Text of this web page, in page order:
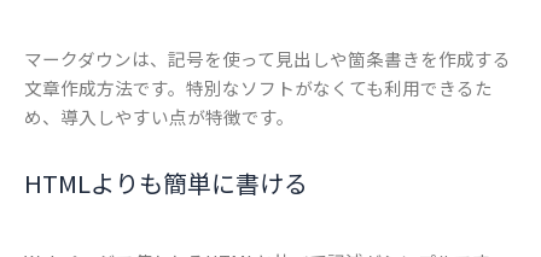
マークダウンは、記号を使って見出しや箇条書きを作成する
文章作成方法です。特別なソフトがなくても利用できるた
め、導入しやすい点が特徴です。
HTMLよりも簡単に書ける